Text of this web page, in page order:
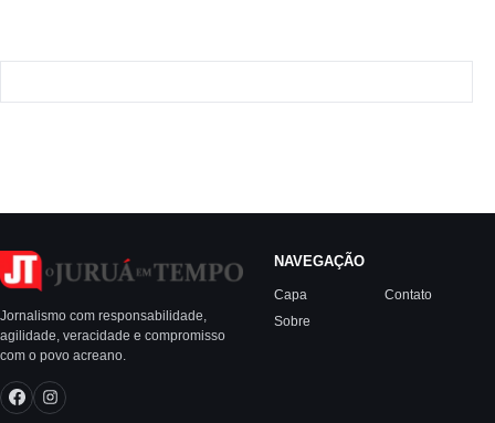
Jornalismo com responsabilidade,
agilidade, veracidade e compromisso
com o povo acreano.
NAVEGAÇÃO
Capa
Sobre
Contato